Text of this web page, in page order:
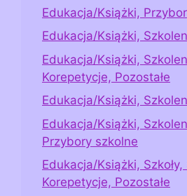
Edukacja/Książki,
Edukacja/Książki,
Edukacja/Książki,
Korepetycje, Pozostałe
Edukacja/Książki,
Edukacja/Książki,
Przybory szkolne
Edukacja/Książki,
Korepetycje, Pozostałe